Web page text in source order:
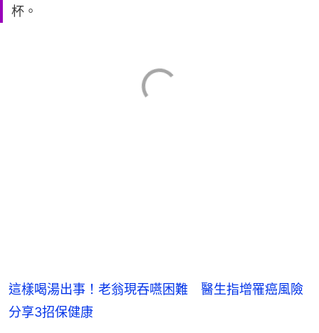
杯。
這樣喝湯出事！老翁現吞嚥困難 醫生指增罹癌風險
分享3招保健康